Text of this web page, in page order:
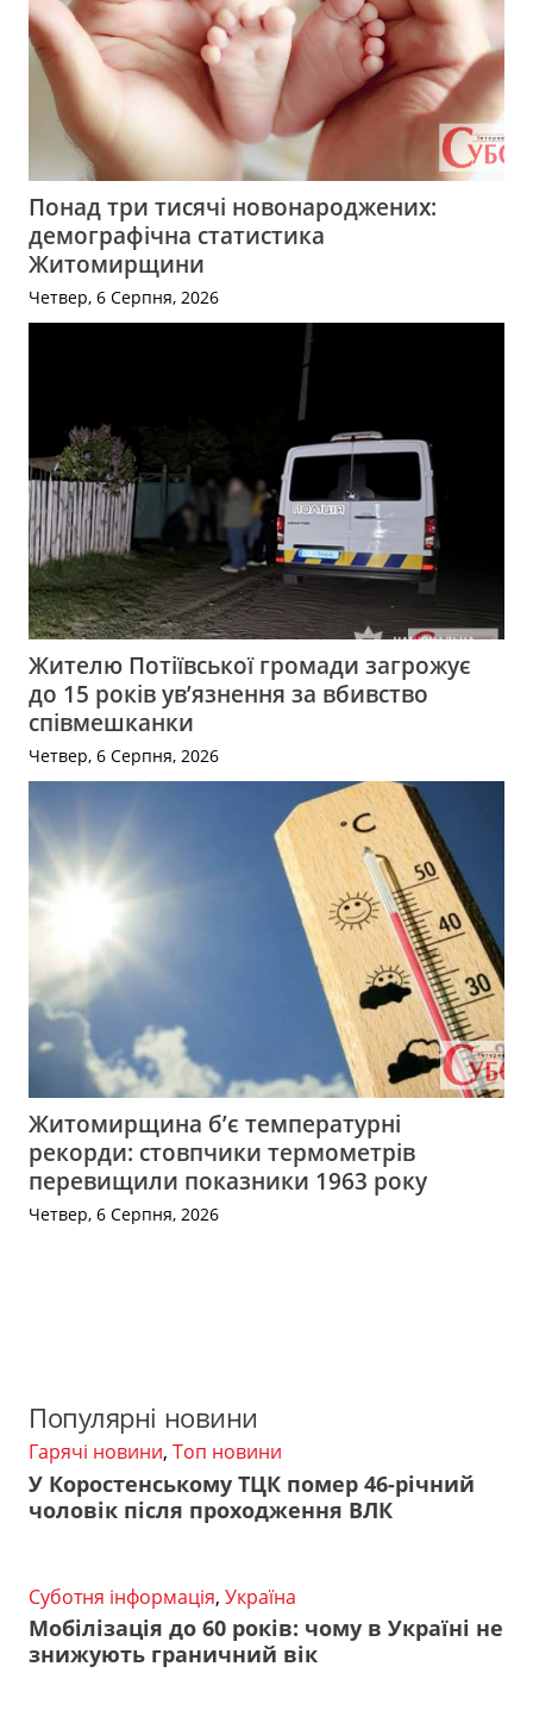
Понад три тисячі новонароджених:
демографічна статистика
Житомирщини
Четвер, 6 Серпня, 2026
Жителю Потіївської громади загрожує
до 15 років ув’язнення за вбивство
співмешканки
Четвер, 6 Серпня, 2026
Житомирщина б’є температурні
рекорди: стовпчики термометрів
перевищили показники 1963 року
Четвер, 6 Серпня, 2026
Популярні новини
Гарячі новини, Топ новини
У Коростенському ТЦК помер 46-річний
чоловік після проходження ВЛК
Суботня інформація, Україна
Мобілізація до 60 років: чому в Україні не
знижують граничний вік